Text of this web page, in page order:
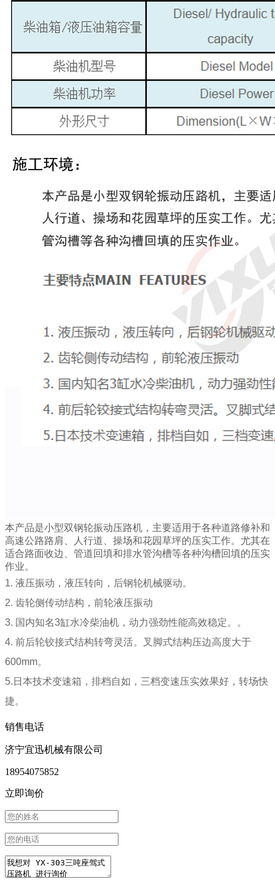
本产品是小型双钢轮振动压路机，主要适用于各种道路修补和
高速公路路肩、人行道、操场和花园草坪的压实工作。尤其在
适合路面收边、管道回填和排水管沟槽等各种沟槽回填的压实
作业。
1. 液压振动，液压转向，后钢轮机械驱动。
2. 齿轮侧传动结构，前轮液压振动
3. 国内知名3缸水冷柴油机，动力强劲性能高效稳定。。
4. 前后轮铰接式结构转弯灵活。叉脚式结构压边高度大于
600mm。
5.日本技术变速箱，排档自如，三档变速压实效果好，转场快
捷。
销售电话
济宁宜迅机械有限公司
18954075852
立即询价